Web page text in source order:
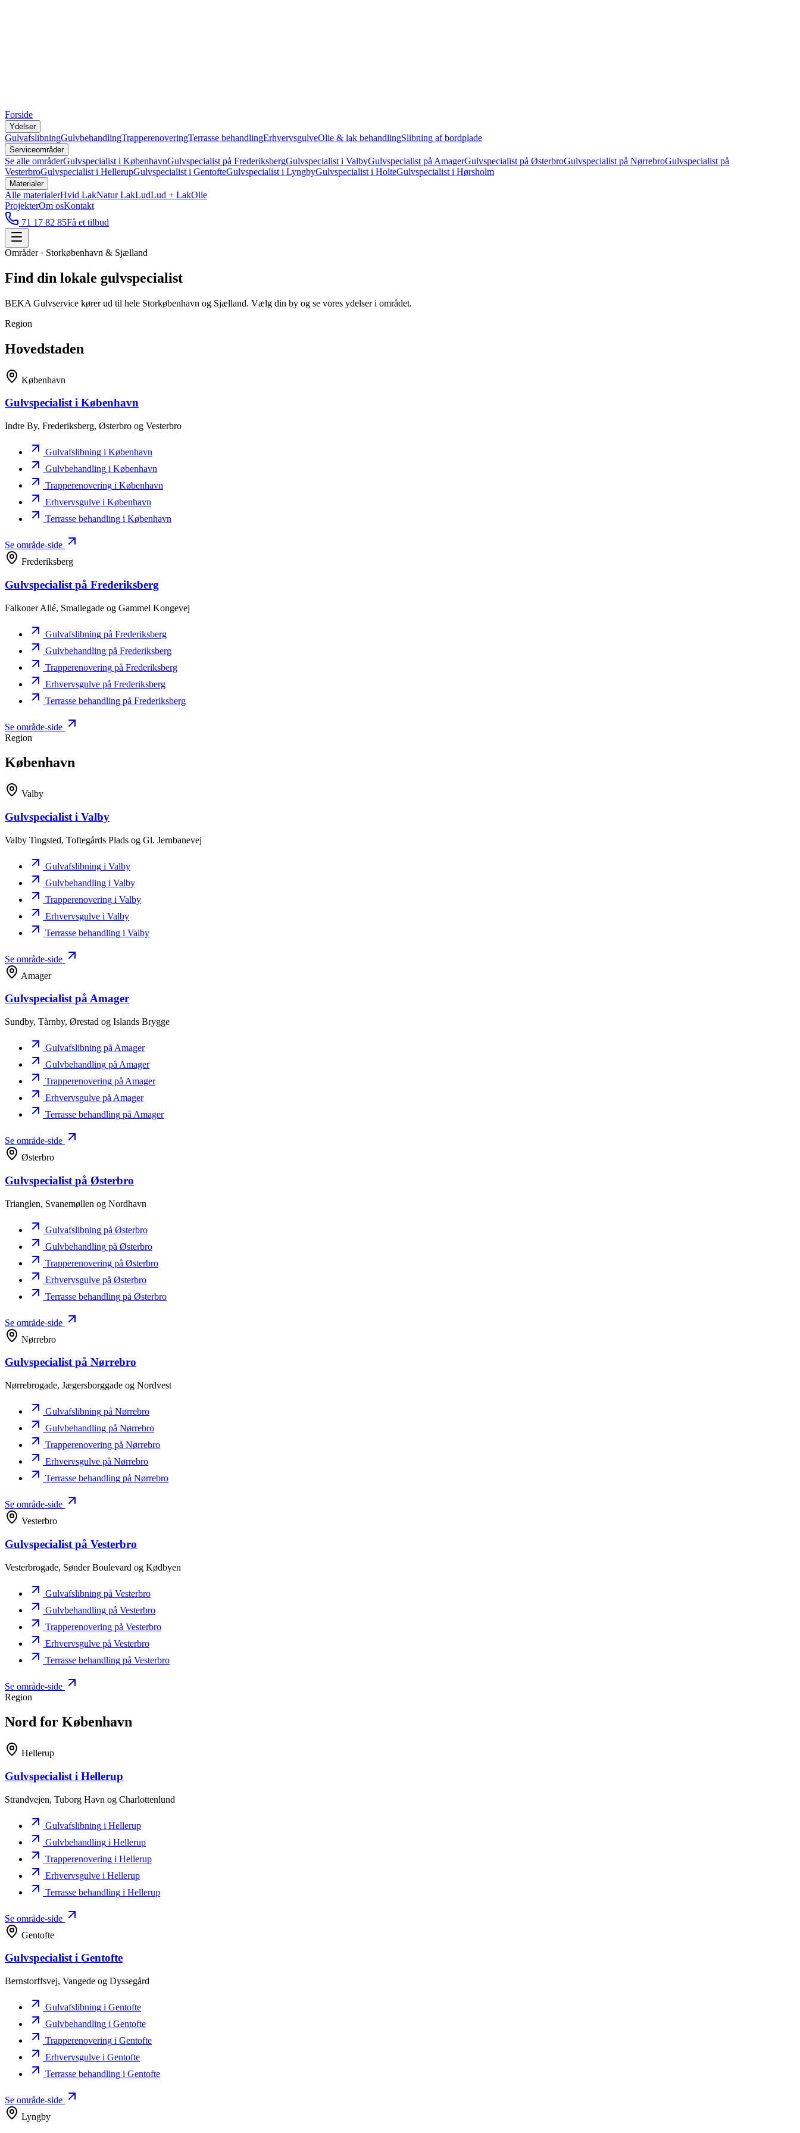
Forside
Ydelser
GulvafslibningGulvbehandlingTrapperenoveringTerrasse behandlingErhvervsgulveOlie & lak behandlingSlibning af bordplade
Serviceområder
Se alle områderGulvspecialist i KøbenhavnGulvspecialist på FrederiksbergGulvspecialist i ValbyGulvspecialist på AmagerGulvspecialist på ØsterbroGulvspecialist på NørrebroGulvspecialist på
VesterbroGulvspecialist i HellerupGulvspecialist i GentofteGulvspecialist i LyngbyGulvspecialist i HolteGulvspecialist i Hørsholm
Materialer
Alle materialerHvid LakNatur LakLudLud + LakOlie
ProjekterOm osKontakt
71 17 82 85Få et tilbud
Områder · Storkøbenhavn & Sjælland
Find din lokale gulvspecialist
BEKA Gulvservice kører ud til hele Storkøbenhavn og Sjælland. Vælg din by og se vores ydelser i området.
Region
Hovedstaden
København
Gulvspecialisti København
Indre By, Frederiksberg, Østerbro og Vesterbro
Gulvafslibning i København
Gulvbehandling i København
Trapperenovering i København
Erhvervsgulve i København
Terrasse behandling i København
Se område-side
Frederiksberg
Gulvspecialist på Frederiksberg
Falkoner Allé, Smallegade og Gammel Kongevej
Gulvafslibning på Frederiksberg
Gulvbehandling på Frederiksberg
Trapperenovering på Frederiksberg
Erhvervsgulve på Frederiksberg
Terrasse behandling på Frederiksberg
Se område-side
Region
København
Valby
Gulvspecialist i Valby
Valby Tingsted, Toftegårds Plads og Gl. Jernbanevej
Gulvafslibning i Valby
Gulvbehandling i Valby
Trapperenovering i Valby
Erhvervsgulve i Valby
Terrasse behandling i Valby
Se område-side
Amager
Gulvspecialistpå Amager
Sundby, Tårnby, Ørestad og Islands Brygge
Gulvafslibning på Amager
Gulvbehandling på Amager
Trapperenovering på Amager
Erhvervsgulve på Amager
Terrasse behandling på Amager
Se område-side
Østerbro
Gulvspecialist på Østerbro
Trianglen, Svanemøllen og Nordhavn
Gulvafslibning på Østerbro
Gulvbehandling på Østerbro
Trapperenovering på Østerbro
Erhvervsgulve på Østerbro
Terrasse behandling på Østerbro
Se område-side
Nørrebro
Gulvspecialistpå Nørrebro
Nørrebrogade, Jægersborggade og Nordvest
Gulvafslibning på Nørrebro
Gulvbehandling på Nørrebro
Trapperenovering på Nørrebro
Erhvervsgulve på Nørrebro
Terrasse behandling på Nørrebro
Se område-side
Vesterbro
Gulvspecialist på Vesterbro
Vesterbrogade, Sønder Boulevard og Kødbyen
Gulvafslibning på Vesterbro
Gulvbehandling på Vesterbro
Trapperenovering på Vesterbro
Erhvervsgulve på Vesterbro
Terrasse behandling på Vesterbro
Se område-side
Region
Nord for København
Hellerup
Gulvspecialist i Hellerup
Strandvejen, Tuborg Havn og Charlottenlund
Gulvafslibning i Hellerup
Gulvbehandling i Hellerup
Trapperenovering i Hellerup
Erhvervsgulve i Hellerup
Terrasse behandling i Hellerup
Se område-side
Gentofte
Gulvspecialisti Gentofte
Bernstorffsvej, Vangede og Dyssegård
Gulvafslibning i Gentofte
Gulvbehandling i Gentofte
Trapperenovering i Gentofte
Erhvervsgulve i Gentofte
Terrasse behandling i Gentofte
Se område-side
Lyngby